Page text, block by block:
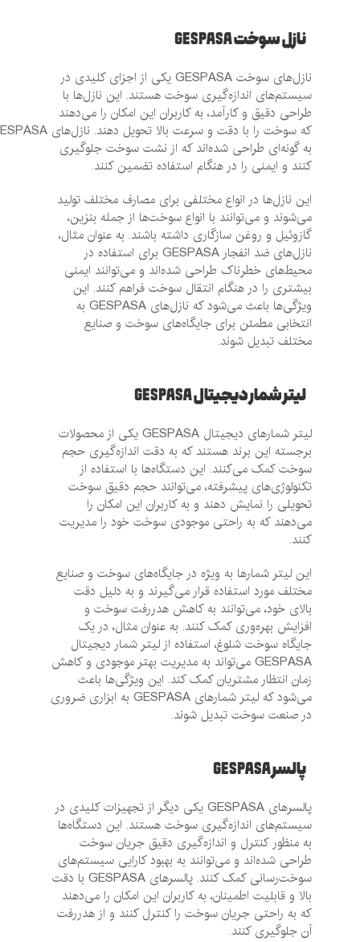
نازل سوخت GESPASA
نازل‌های سوخت GESPASA یکی از اجزای کلیدی در
سیستم‌های اندازه‌گیری سوخت هستند. این نازل‌ها با
طراحی دقیق و کارآمد، به کاربران این امکان را می‌دهند
که سوخت را با دقت و سرعت بالا تحویل دهند. نازل‌های GESPASA
به گونه‌ای طراحی شده‌اند که از نشت سوخت جلوگیری
کنند و ایمنی را در هنگام استفاده تضمین کنند.
این نازل‌ها در انواع مختلفی برای مصارف مختلف تولید
می‌شوند و می‌توانند با انواع سوخت‌ها از جمله بنزین،
گازوئیل و روغن سازگاری داشته باشند. به عنوان مثال،
نازل‌های ضد انفجار GESPASA برای استفاده در
محیط‌های خطرناک طراحی شده‌اند و می‌توانند ایمنی
بیشتری را در هنگام انتقال سوخت فراهم کنند. این
ویژگی‌ها باعث می‌شود که نازل‌های GESPASA به
انتخابی مطمئن برای جایگاه‌های سوخت و صنایع
مختلف تبدیل شوند.
لیتر شمار دیجیتال GESPASA
لیتر شمارهای دیجیتال GESPASA یکی از محصولات
برجسته این برند هستند که به دقت اندازه‌گیری حجم
سوخت کمک می‌کنند. این دستگاه‌ها با استفاده از
تکنولوژی‌های پیشرفته، می‌توانند حجم دقیق سوخت
تحویلی را نمایش دهند و به کاربران این امکان را
می‌دهند که به راحتی موجودی سوخت خود را مدیریت
این لیتر شمارها به ویژه در جایگاه‌های سوخت و صنایع
مختلف مورد استفاده قرار می‌گیرند و به دلیل دقت
بالای خود، می‌توانند به کاهش هدررفت سوخت و
افزایش بهره‌وری کمک کنند. به عنوان مثال، در یک
جایگاه سوخت شلوغ، استفاده از لیتر شمار دیجیتال
GESPASA می‌تواند به مدیریت بهتر موجودی و کاهش
زمان انتظار مشتریان کمک کند. این ویژگی‌ها باعث
می‌شود که لیتر شمارهای GESPASA به ابزاری ضروری
در صنعت سوخت تبدیل شوند.
پالسر GESPASA
پالسرهای GESPASA یکی دیگر از تجهیزات کلیدی در
سیستم‌های اندازه‌گیری سوخت هستند. این دستگاه‌ها
به منظور کنترل و اندازه‌گیری دقیق جریان سوخت
طراحی شده‌اند و می‌توانند به بهبود کارایی سیستم‌های
سوخت‌رسانی کمک کنند. پالسرهای GESPASA با دقت
بالا و قابلیت اطمینان، به کاربران این امکان را می‌دهند
که به راحتی جریان سوخت را کنترل کنند و از هدررفت
آن جلوگیری کنند.